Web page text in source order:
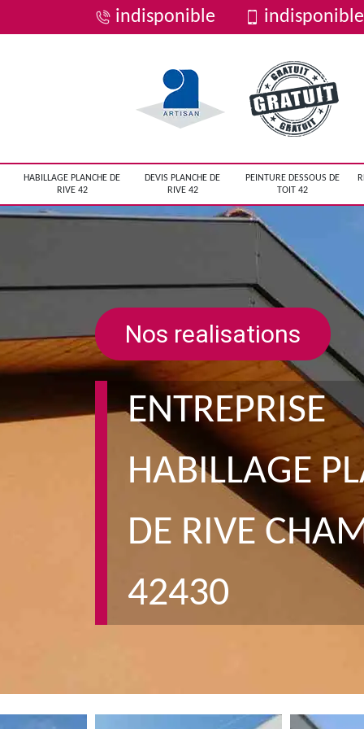
indisponible indisponible
HABILLAGE PLANCHE DE
RIVE 42
DEVIS PLANCHE DE
RIVE 42
PEINTURE DESSOUS DE
TOIT 42
Nos realisations
ENTREPRISE
HABILLAGE
DE RIVE
42430